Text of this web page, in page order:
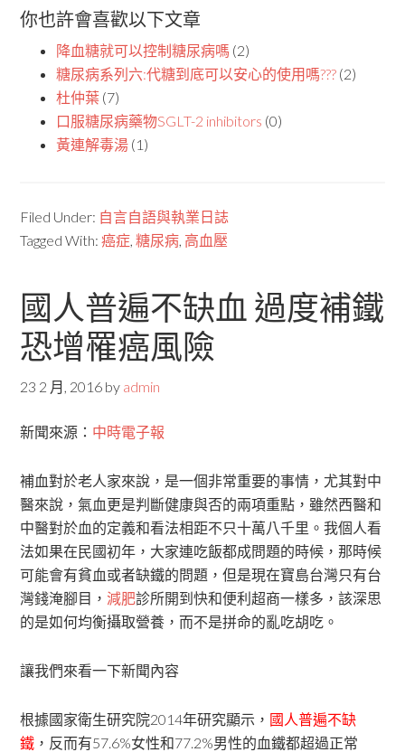
你也許會喜歡以下文章
降血糖就可以控制糖尿病嗎 (2)
糖尿病系列六:代糖到底可以安心的使用嗎??? (2)
杜仲葉 (7)
口服糖尿病藥物SGLT-2 inhibitors (0)
黃連解毒湯 (1)
Filed Under: 自言自語與執業日誌
Tagged With:癌症,糖尿病, 高血壓
國人普遍不缺血 過度補鐵
恐增罹癌風險
23 2 月, 2016 by admin
新聞來源： 中時電子報
補血對於老人家來說，是一個非常重要的事情，尤其對中
醫來說，氣血更是判斷健康與否的兩項重點，雖然西醫和
中醫對於血的定義和看法相距不只十萬八千里。我個人看
法如果在民國初年，大家連吃飯都成問題的時候，那時候
可能會有貧血或者缺鐵的問題，但是現在寶島台灣只有台
灣錢淹腳目，減肥診所開到快和便利超商一樣多，該深思
的是如何均衡攝取營養，而不是拼命的亂吃胡吃。
讓我們來看一下新聞內容
根據國家衛生研究院2014年研究顯示， 國人普遍不缺
鐵 ，反而有57.6%女性和77.2%男性的血鐵都超過正常